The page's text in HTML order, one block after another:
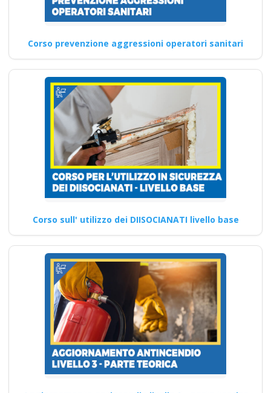
Corso prevenzione aggressioni operatori sanitari
Corso sull' utilizzo dei DIISOCIANATI livello base